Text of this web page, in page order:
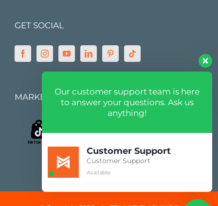
GET SOCIAL
MARKETPLACE
Our customer support team is here
to answer your questions. Ask us
anything!
Customer Support
Customer Support
Available